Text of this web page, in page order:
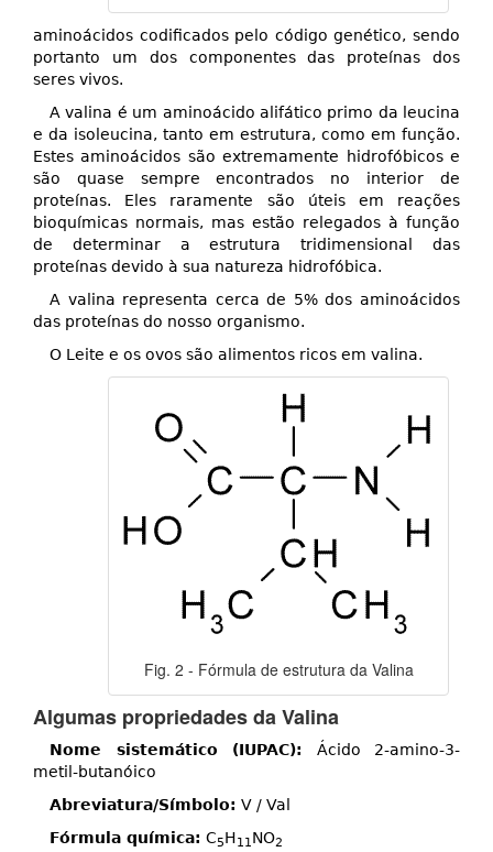
aminoácidos codificados pelo código genético, sendo
portanto um dos componentes das proteínas dos
seres vivos.
A valina é um aminoácido alifático primo da leucina
e da isoleucina, tanto em estrutura, como em função.
Estes aminoácidos são extremamente hidrofóbicos e
são quase sempre encontrados no interior de
proteínas. Eles raramente são úteis em reações
bioquímicas normais, mas estão relegados à função
de determinar a estrutura tridimensional das
proteínas devido à sua natureza hidrofóbica.
A valina representa cerca de 5% dos aminoácidos
das proteínas do nosso organismo.
O Leite e os ovos são alimentos ricos em valina.
Fig. 2 - Fórmula de estrutura da Valina
Algumas propriedades da Valina
Nome sistemático (IUPAC):
Ácido 2-amino-3-
metil-butanóico
Abreviatura/Símbolo: V / Val
Fórmula química: C5H11 NO2